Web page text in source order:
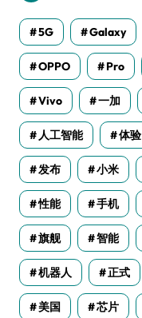
5G Galaxy
OPPO Pro
Vivo 一加
人工智能 体验
发布 小米
性能 手机
旗舰 智能
机器人 正式
美国 芯片